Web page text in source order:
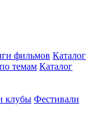
фильмов Каталог
темам Каталог
клубы Фестивали